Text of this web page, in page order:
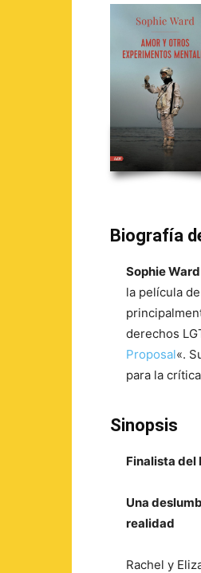
Biografía
Sophie Ward
la película
derechos
Proposal«.
para la
Sinopsis
Finalista del
Una
realidad
Rachel y